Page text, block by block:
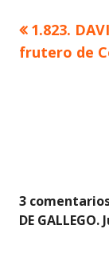
Artículo
anterior
1.823.
frutero de
3
DE